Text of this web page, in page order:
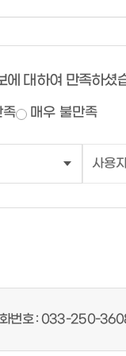
에 대하여 만족하셨
족 매우 불만족
번호 : 033-250-